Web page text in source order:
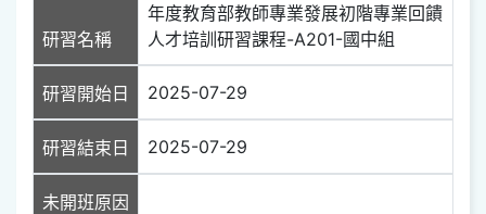
研習名稱
年度教育部教師專業發展初階專業回饋
人才培訓研習課程-A201-國中組
研習開始日 2025-07-29
研習結束日 2025-07-29
未開班原因